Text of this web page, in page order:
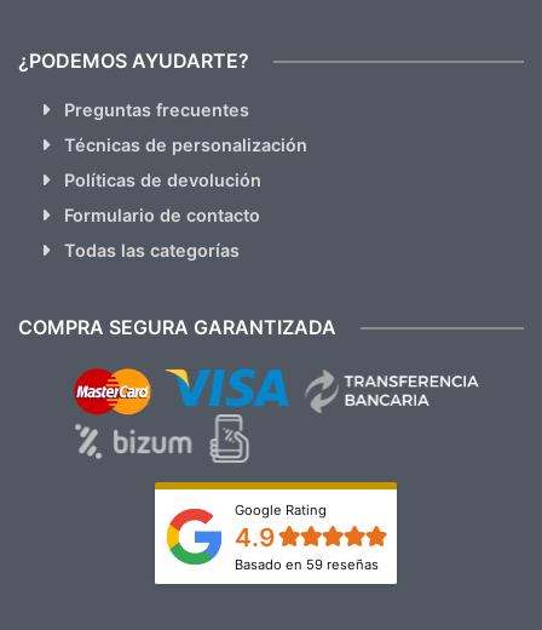
¿PODEMOS AYUDARTE?
Preguntas frecuentes
Técnicas de personalización
Políticas de devolución
Formulario de contacto
Todas las categorías
COMPRA SEGURA GARANTIZADA
Google Rating
4.9
Basado en 59 reseñas